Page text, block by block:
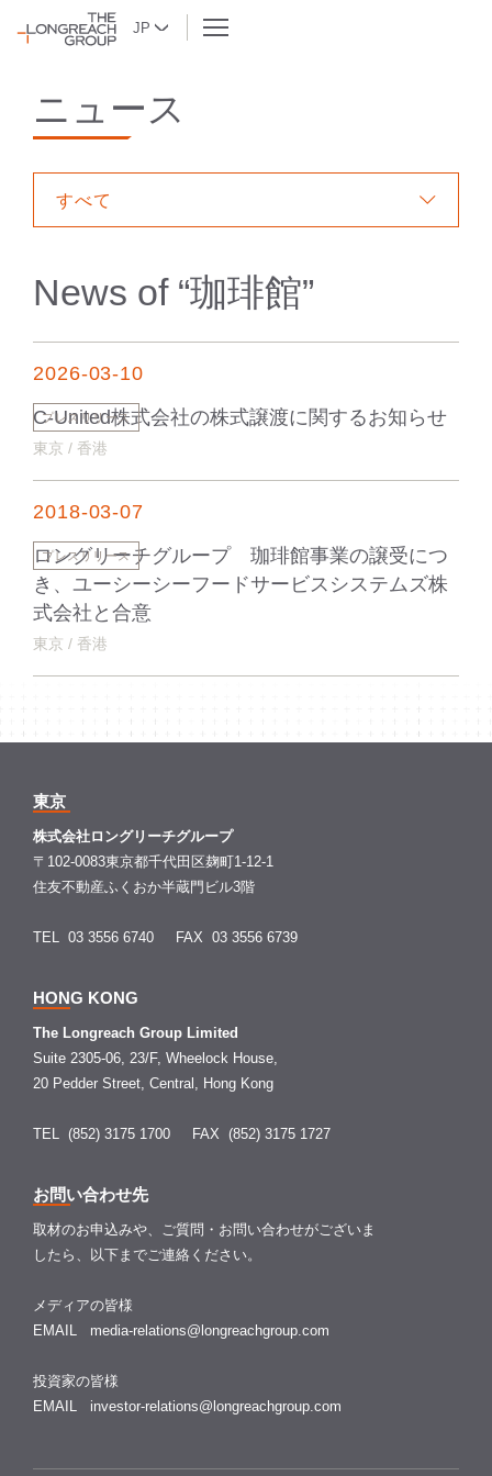
JP
ニュース
すべて
News of “珈琲館”
2026-03-10
C-United株式会社の株式譲渡に関するお知らせ
東京 / 香港
プレスリリース
2018-03-07
ロングリーチグループ 珈琲館事業の譲受につ
き、ユーシーシーフードサービスシステムズ株
式会社と合意
東京 / 香港
プレスリリース
東京
株式会社ロングリーチグループ
〒102-0083東京都千代田区麹町1-12-1
住友不動産ふくおか半蔵門ビル3階
TEL 03 3556 6740 FAX 03 3556 6739
HONG KONG
The Longreach Group Limited
Suite 2305-06, 23/F, Wheelock House,
20 Pedder Street, Central, Hong Kong
TEL (852) 3175 1700 FAX (852) 3175 1727
お問い合わせ先
取材のお申込みや、ご質問・お問い合わせがございま
したら、以下までご連絡ください。
メディアの皆様
EMAIL media-relations@longreachgroup.com
投資家の皆様
EMAIL investor-relations@longreachgroup.com